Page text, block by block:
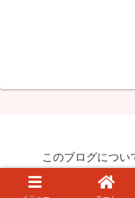
このブログについ
© 2008-2026 知